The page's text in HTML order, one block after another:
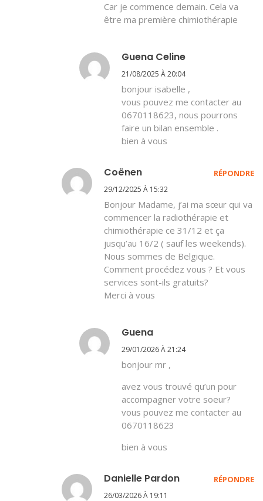
Car je commence demain. Cela va
être ma première chimiothérapie
Guena Celine
21/08/2025 À 20:04
bonjour isabelle ,
vous pouvez me contacter au
0670118623, nous pourrons
faire un bilan ensemble .
bien à vous
Coënen
29/12/2025 À 15:32
Bonjour Madame, j’ai ma sœur qui va
commencer la radiothérapie et
chimiothérapie ce 31/12 et ça
jusqu’au 16/2 ( sauf les weekends).
Nous sommes de Belgique.
Comment procédez vous ? Et vous
services sont-ils gratuits?
Merci à vous
RÉPONDRE
Guena
29/01/2026 À 21:24
bonjour mr ,
avez vous trouvé qu’un pour
accompagner votre soeur?
vous pouvez me contacter au
0670118623
bien à vous
Danielle Pardon
26/03/2026 À 19:11
RÉPONDRE